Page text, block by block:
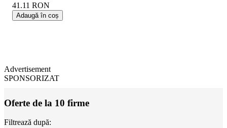
41.11 RON
Adaugă în coș
Advertisement
SPONSORIZAT
Oferte de la 10 firme
Filtrează după: